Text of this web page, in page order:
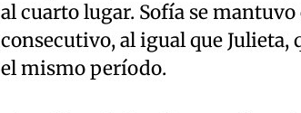
al cuarto lugar. Sofía se
consecutivo, al igual que
el mismo período.